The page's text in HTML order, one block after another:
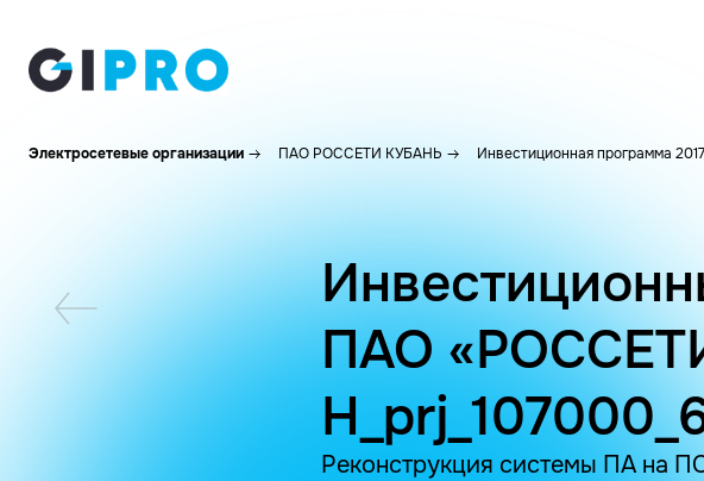
Электросетевые организации ПАО РОССЕТИ КУБАНЬ Инвестиционная программа
ПАО
Реконструкция системы ПА на